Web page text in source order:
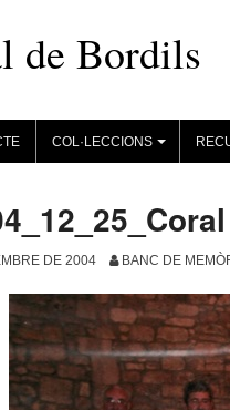
de Bordils
+
COL·LECCIONS
DE 2004 BANC DE